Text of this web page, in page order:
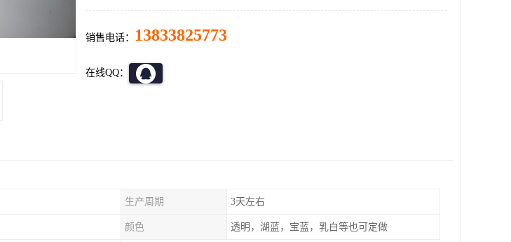
销售电话： 13833825773
在线QQ：
生产周期 3天左右
颜色 透明，湖蓝，宝蓝，乳白等也可定做